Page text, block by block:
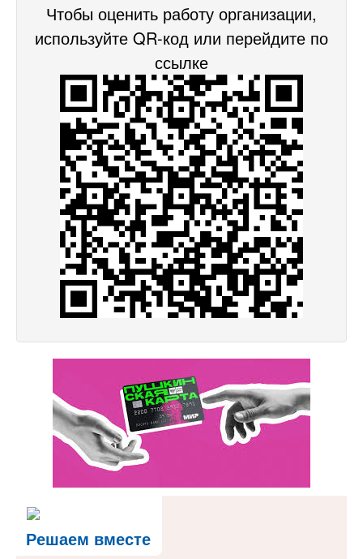
Чтобы оценить работу организации,
используйте QR-код или перейдите по
ссылке
Решаем вместе